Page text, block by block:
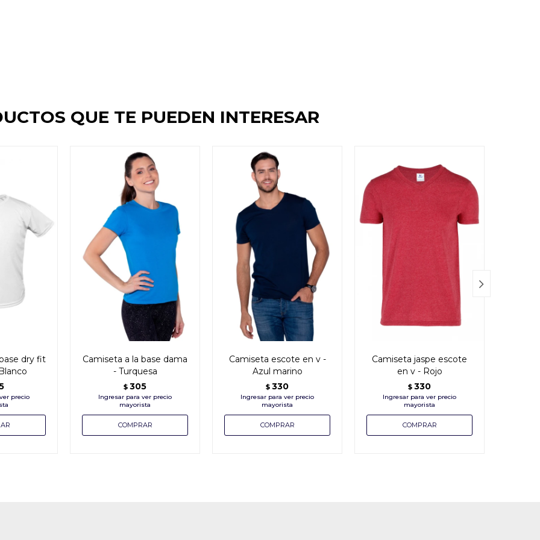
QUE TE PUEDEN INTERESAR
dry fit
Camiseta a la base dama
- Turquesa
$ 305
Camiseta escote en v -
Azul marino
$ 330
Camiseta jaspe escote
en v - Rojo
$ 330
